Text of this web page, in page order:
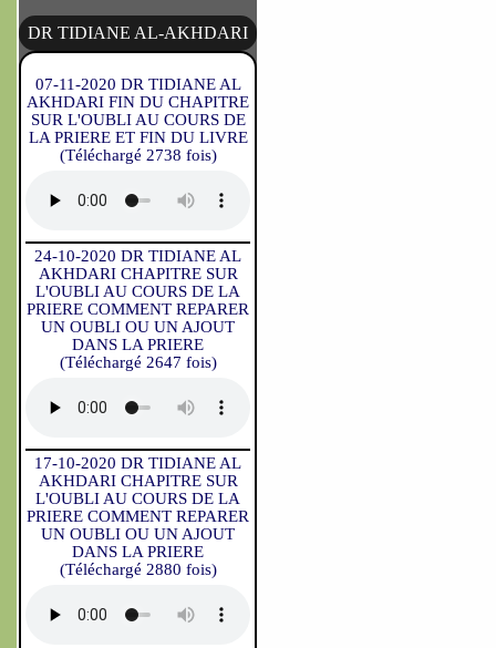
DR TIDIANE AL-AKHDARI
07-11-2020 DR TIDIANE AL
AKHDARI FIN DU CHAPITRE
SUR L'OUBLI AU COURS DE
LA PRIERE ET FIN DU LIVRE
(Téléchargé 2738 fois)
24-10-2020 DR TIDIANE AL
AKHDARI CHAPITRE SUR
L'OUBLI AU COURS DE LA
PRIERE COMMENT REPARER
UN OUBLI OU UN AJOUT
DANS LA PRIERE
(Téléchargé 2647 fois)
17-10-2020 DR TIDIANE AL
AKHDARI CHAPITRE SUR
L'OUBLI AU COURS DE LA
PRIERE COMMENT REPARER
UN OUBLI OU UN AJOUT
DANS LA PRIERE
(Téléchargé 2880 fois)